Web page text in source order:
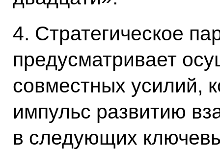
4. Стратегическое
предусматривает
совместных усилий,
импульс развитию
в следующих